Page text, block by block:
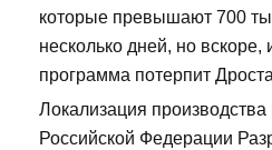
которые превышают 700
несколько дней, но вскоре,
программа потерпит
Локализация производства
Российской Федерации